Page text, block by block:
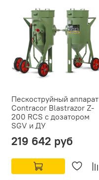
Пескоструйный аппарат
Contracor Blastrazor Z-
200 RCS с дозатором
SGV и ДУ
219 642 руб